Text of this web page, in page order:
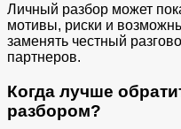
Личный разбор может
мотивы, риски и
заменять честный
партнеров.
Когда лучше
разбором?